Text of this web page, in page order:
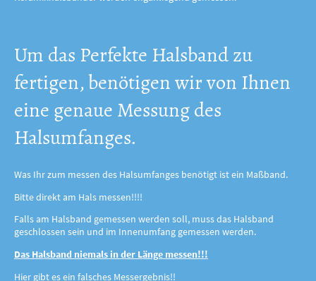
Um das Perfekte Halsband zu
fertigen, benötigen wir von Ihnen
eine genaue Messung des
Halsumfanges.
Was Ihr zum messen des Halsumfanges benötigt ist ein Maßband.
Bitte direkt am Hals messen!!!!
Falls am Halsband gemessen werden soll, muss das Halsband
geschlossen sein und im Innenumfang gemessen werden.
Das Halsband niemals in der Länge messen!!!
Hier gibt es ein falsches Messergebnis!!